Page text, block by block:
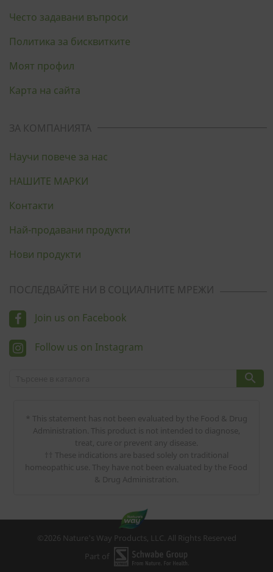
Често задавани въпроси
Политика за бисквитките
Моят профил
Карта на сайта
ЗА КОМПАНИЯТА
Научи повече за нас
НАШИТЕ МАРКИ
Контакти
Най-продавани продукти
Нови продукти
ПОСЛЕДВАЙТЕ НИ В СОЦИАЛНИТЕ МРЕЖИ
Join us on Facebook
Follow us on Instagram

* This statement has not been evaluated by the Food & Drug
Administration. This product is not intended to diagnose,
treat, cure or prevent any disease.
†† These indications are based solely on traditional
homeopathic use. They have not been evaluated by the Food
& Drug Administration.
©2026 Nature's Way Products, LLC. All Rights Reserved
Part of